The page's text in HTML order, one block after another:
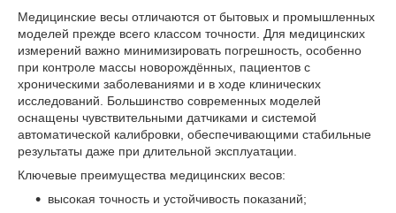
Медицинские весы отличаются от бытовых и промышленных
моделей прежде всего классом точности. Для медицинских
измерений важно минимизировать погрешность, особенно
при контроле массы новорождённых, пациентов с
хроническими заболеваниями и в ходе клинических
исследований. Большинство современных моделей
оснащены чувствительными датчиками и системой
автоматической калибровки, обеспечивающими стабильные
результаты даже при длительной эксплуатации.
Ключевые преимущества медицинских весов:
высокая точность и устойчивость показаний;